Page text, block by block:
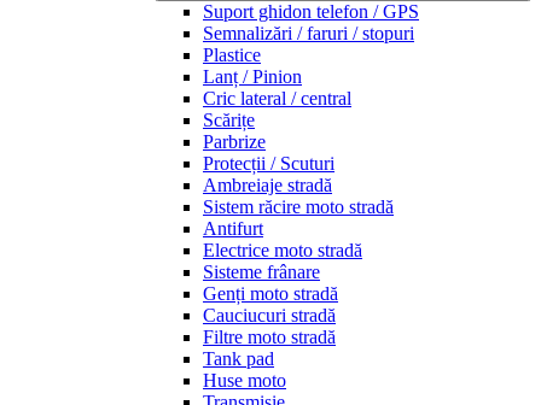
Suport ghidon telefon / GPS
Semnalizări / faruri / stopuri
Plastice
Lanț / Pinion
Cric lateral / central
Scărițe
Parbrize
Protecții / Scuturi
Ambreiaje stradă
Sistem răcire moto stradă
Antifurt
Electrice moto stradă
Sisteme frânare
Genți moto stradă
Cauciucuri stradă
Filtre moto stradă
Tank pad
Huse moto